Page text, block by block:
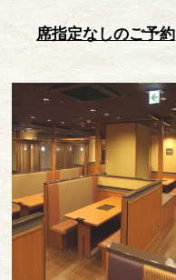
席指定なしのご予約